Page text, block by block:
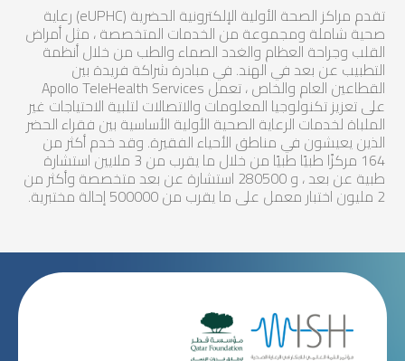
تقدم مراكز الصحة الأولية الإلكترونية الحضرية (eUPHC) رعاية
صحية شاملة ومجموعة من الخدمات المتخصصة ، مثل أمراض
القلب وجراحة العظام والغدد الصماء والطب من خلال أنظمة
التطبيب عن بعد في الهند. في مبادرة شراكة فريدة بين
القطاعين العام والخاص ، تعمل Apollo TeleHealth Services
على تعزيز تكنولوجيا المعلومات والاتصالات لتلبية الاحتياجات غير
الملباة لخدمات الرعاية الصحية الأولية الأساسية بين فقراء الحضر
الذين يعيشون في مناطق الأحياء الفقيرة. وقد خدم أكثر من
164 مركزًا طبيًا طبيًا من خلال ما يقرب من 3 ملايين استشارة
طبية عن بعد ، و 280500 استشارة عن بعد متخصصة وأكثر من
2 مليون اختبار معمل على ما يقرب من 500000 إحالة مختبرية.